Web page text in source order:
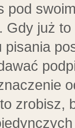
pod
Gdy już
zrobisz,